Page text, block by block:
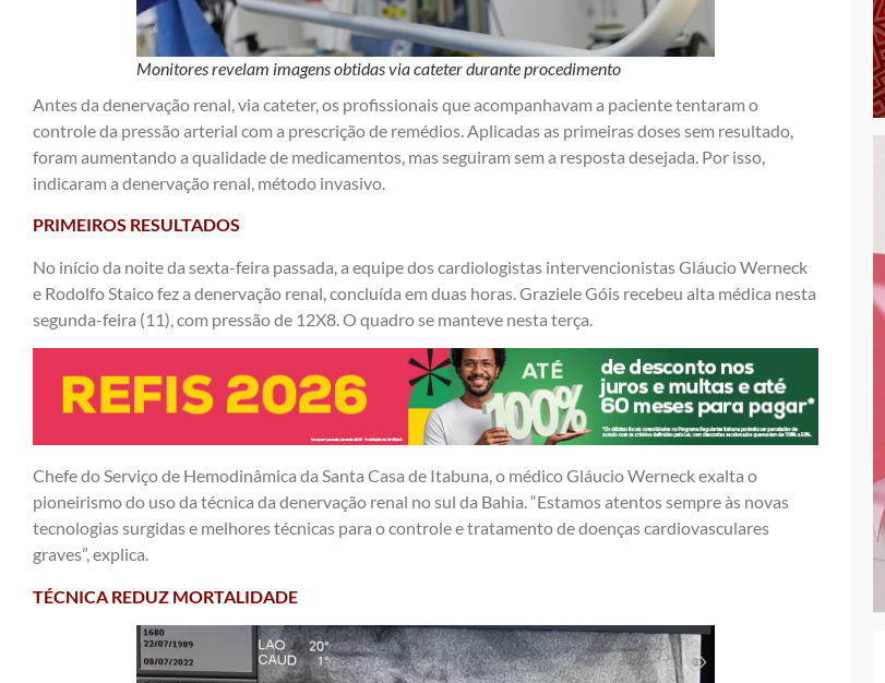
Monitores revelam imagens obtidas via cateter durante procedimento
Antes da denervação renal, via cateter, os profissionais que acompanhavam a paciente tentaram o
controle da pressão arterial com a prescrição de remédios. Aplicadas as primeiras doses sem resultado,
foram aumentando a qualidade de medicamentos, mas seguiram sem a resposta desejada. Por isso,
indicaram a denervação renal, método invasivo.
PRIMEIROS RESULTADOS
No início da noite da sexta-feira passada, a equipe dos cardiologistas intervencionistas Gláucio Werneck
e Rodolfo Staico fez a denervação renal, concluída em duas horas. Graziele Góis recebeu alta médica nesta
segunda-feira (11), com pressão de 12X8. O quadro se manteve nesta terça.
Chefe do Serviço de Hemodinâmica da Santa Casa de Itabuna, o médico Gláucio Werneck exalta o
pioneirismo do uso da técnica da denervação renal no sul da Bahia. “Estamos atentos sempre às novas
tecnologias surgidas e melhores técnicas para o controle e tratamento de doenças cardiovasculares
graves”, explica.
TÉCNICA REDUZ MORTALIDADE